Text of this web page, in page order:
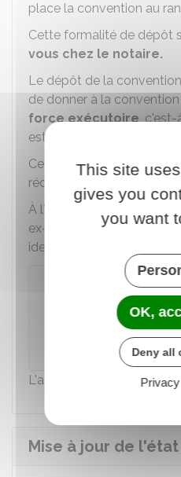
place la convention au
Cette formalité de dépôt
vous chez le notaire.
Le dépôt de la
de donner à la convention
force exécutoire, c'est-
est désormais applicable.
Ce dépôt doit être fait
réception des documents
À l'issue de cette
ex-époux, une attestation
identité et la date du dépôt.
Si vous perdez votre
convention de
en délivrer une copie.
L'appel n'est pas
Mise à jour de
This site
gives you
you want
OK,
Deny all